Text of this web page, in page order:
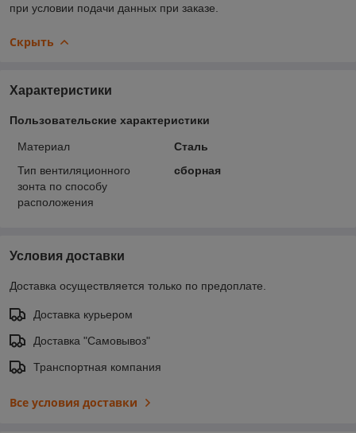
при условии подачи данных при заказе.
Скрыть
Характеристики
Пользовательские характеристики
Материал
Сталь
Тип вентиляционного
зонта по способу
расположения
сборная
Условия доставки
Доставка осуществляется только по предоплате.
Доставка курьером
Доставка "Самовывоз"
Транспортная компания
Все условия доставки